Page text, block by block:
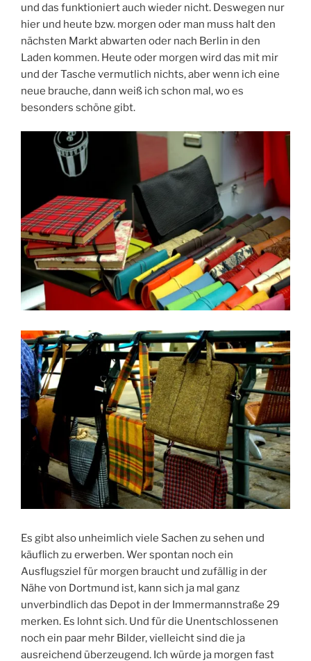
und das funktioniert auch wieder nicht. Deswegen nur
hier und heute bzw. morgen oder man muss halt den
nächsten Markt abwarten oder nach Berlin in den
Laden kommen. Heute oder morgen wird das mit mir
und der Tasche vermutlich nichts, aber wenn ich eine
neue brauche, dann weiß ich schon mal, wo es
besonders schöne gibt.
Es gibt also unheimlich viele Sachen zu sehen und
käuflich zu erwerben. Wer spontan noch ein
Ausflugsziel für morgen braucht und zufällig in der
Nähe von Dortmund ist, kann sich ja mal ganz
unverbindlich das Depot in der Immermannstraße 29
merken. Es lohnt sich. Und für die Unentschlossenen
noch ein paar mehr Bilder, vielleicht sind die ja
ausreichend überzeugend. Ich würde ja morgen fast